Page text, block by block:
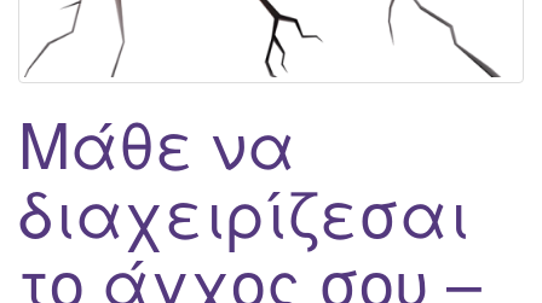
Μάθε να
διαχειρίζεσαι
το άγχος σου –